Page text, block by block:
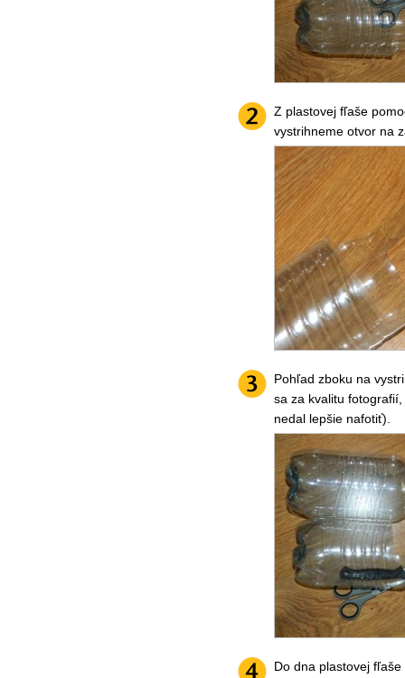
Z plastovej fľaše
vystrihneme otvor na
Pohľad zboku na
sa za kvalitu
nedal lepšie nafotiť).
Do dna plastovej